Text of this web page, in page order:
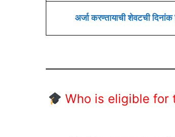
अर्जा करण्तायाची शेवटची
Who is eligible for